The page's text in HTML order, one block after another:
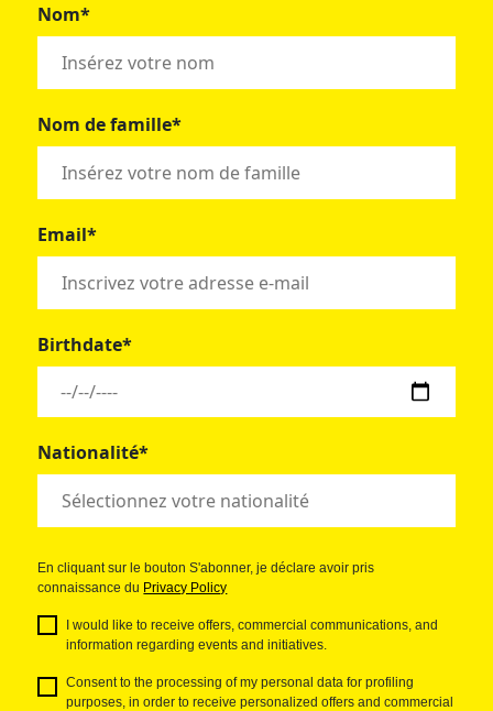
Nom*
Nom de famille*
Email*
Birthdate*
Nationalité*
En cliquant sur le bouton S'abonner, je déclare avoir pris
connaissance du Privacy Policy
I would like to receive offers, commercial communications, and
information regarding events and initiatives.
Consent to the processing of my personal data for profiling
purposes, in order to receive personalized offers and commercial